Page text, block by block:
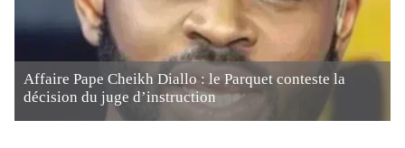
Affaire Pape Cheikh Diallo : le Parquet conteste la
décision du juge d’instruction